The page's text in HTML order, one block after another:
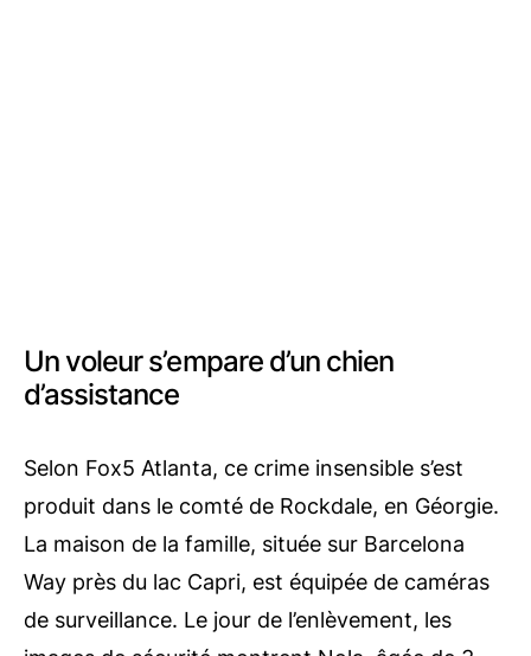
Un voleur s’empare d’un chien
d’assistance
Selon Fox5 Atlanta, ce crime insensible s’est
produit dans le comté de Rockdale, en Géorgie.
La maison de la famille, située sur Barcelona
Way près du lac Capri, est équipée de caméras
de surveillance. Le jour de l’enlèvement, les